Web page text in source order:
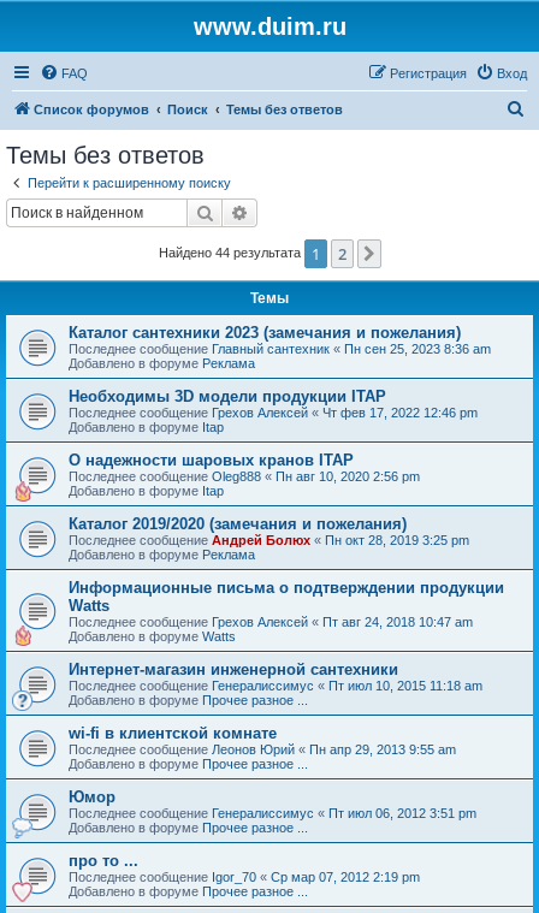
www.duim.ru
FAQ Вход
Регистрация
Список форумов Поиск Темы без ответов
Темы без ответов
Перейти к расширенному поиску
Поиск
Найдено 44 результата 1 2
Темы
Каталог сантехники 2023 (замечания и пожелания)
Последнее сообщение Главный сантехник « Пн сен 25, 2023 8:36 am
Добавлено в форуме Реклама
Необходимы 3D модели продукции ITAP
Последнее сообщение Грехов Алексей « Чт фев 17, 2022 12:46 pm
Добавлено в форуме Itap
О надежности шаровых кранов ITAP
Последнее сообщение Oleg888 « Пн авг 10, 2020 2:56 pm
Добавлено в форуме Itap
Каталог 2019/2020 (замечания и пожелания)
Последнее сообщение Андрей Болюх « Пн окт 28, 2019 3:25 pm
Добавлено в форуме Реклама
Информационные письма о подтверждении продукции
Watts
Последнее сообщение Грехов Алексей « Пт авг 24, 2018 10:47 am
Добавлено в форуме Watts
Интернет-магазин инженерной сантехники
Последнее сообщение Генералиссимус « Пт июл 10, 2015 11:18 am
Добавлено в форуме Прочее разное ...
wi-fi в клиентской комнате
Последнее сообщение Леонов Юрий « Пн апр 29, 2013 9:55 am
Добавлено в форуме Прочее разное ...
Юмор
Последнее сообщение Генералиссимус « Пт июл 06, 2012 3:51 pm
Добавлено в форуме Прочее разное ...
про то ...
Последнее сообщение Igor_70 « Ср мар 07, 2012 2:19 pm
Добавлено в форуме Прочее разное ...